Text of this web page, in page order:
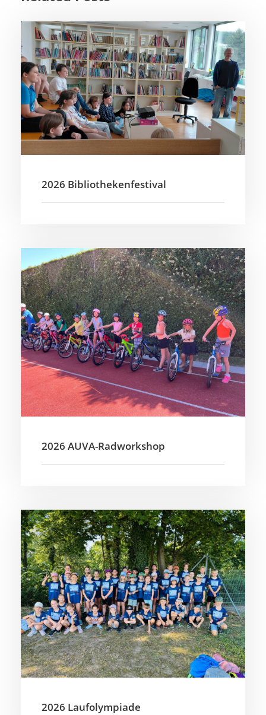
2026 Bibliothekenfestival
2026 AUVA-Radworkshop
2026 Laufolympiade